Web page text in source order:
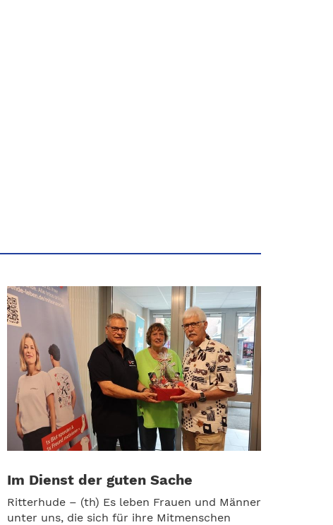
Im Dienst der guten Sache
Ritterhude – (th) Es leben Frauen und Männer
unter uns, die sich für ihre Mitmenschen